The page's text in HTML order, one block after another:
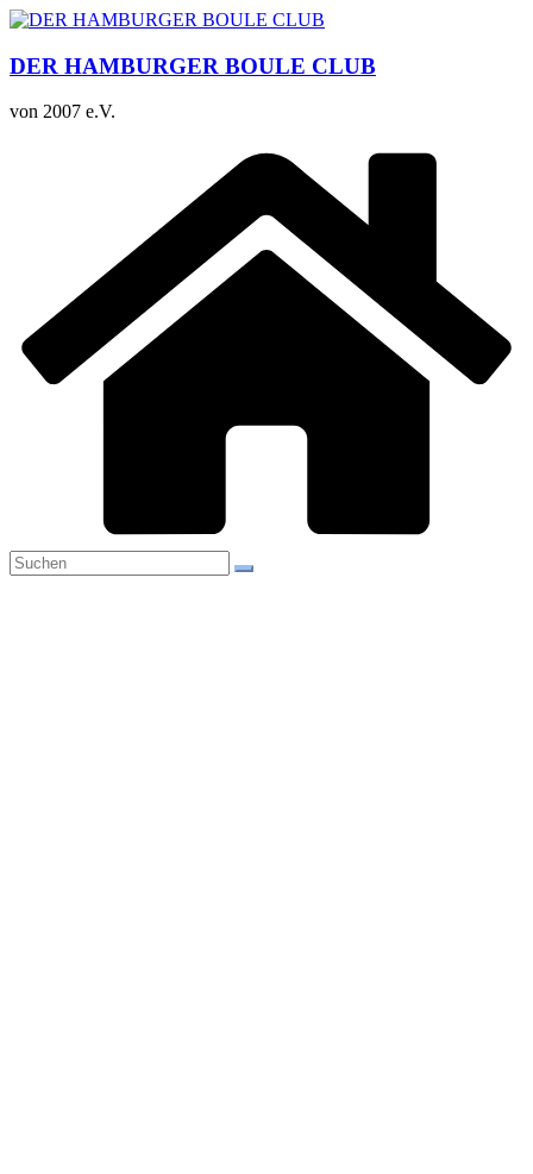
Zum
springen
DER HAMBURGER BOULE CLUB
von 2007 e.V.